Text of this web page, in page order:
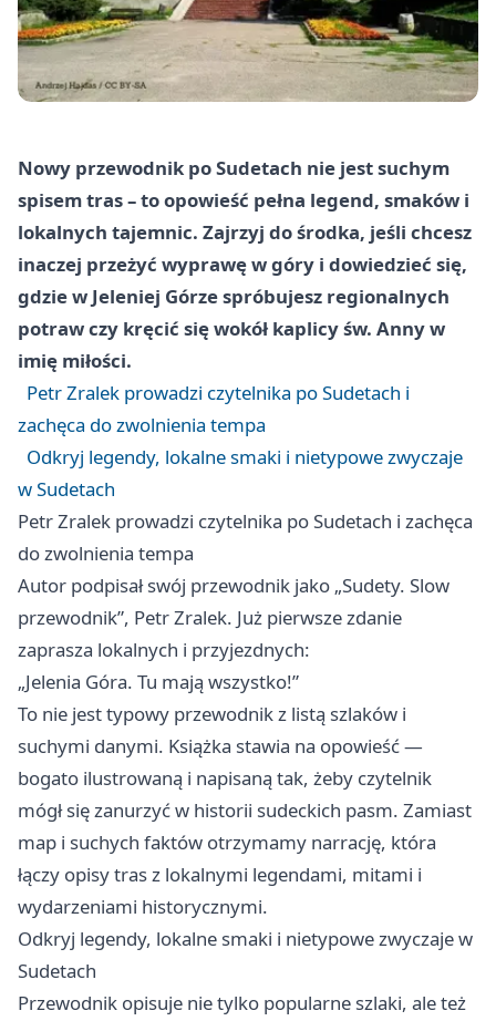
Nowy przewodnik po Sudetach nie jest suchym
spisem tras – to opowieść pełna legend, smaków i
lokalnych tajemnic. Zajrzyj do środka, jeśli chcesz
inaczej przeżyć wyprawę w góry i dowiedzieć się,
gdzie w Jeleniej Górze spróbujesz regionalnych
potraw czy kręcić się wokół kaplicy św. Anny w
imię miłości.
Petr Zralek prowadzi czytelnika po Sudetach i
zachęca do zwolnienia tempa
Odkryj legendy, lokalne smaki i nietypowe zwyczaje
w Sudetach
Petr Zralek prowadzi czytelnika po Sudetach i zachęca
do zwolnienia tempa
Autor podpisał swój przewodnik jako „Sudety. Slow
przewodnik”, Petr Zralek. Już pierwsze zdanie
zaprasza lokalnych i przyjezdnych:
„Jelenia Góra. Tu mają wszystko!”
To nie jest typowy przewodnik z listą szlaków i
suchymi danymi. Książka stawia na opowieść —
bogato ilustrowaną i napisaną tak, żeby czytelnik
mógł się zanurzyć w historii sudeckich pasm. Zamiast
map i suchych faktów otrzymamy narrację, która
łączy opisy tras z lokalnymi legendami, mitami i
wydarzeniami historycznymi.
Odkryj legendy, lokalne smaki i nietypowe zwyczaje w
Sudetach
Przewodnik opisuje nie tylko popularne szlaki, ale też